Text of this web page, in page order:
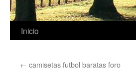
Saltar
contenido
Inicio
← camisetas futbol baratas foro